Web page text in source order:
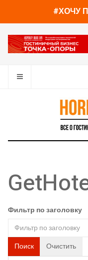
#ХОЧУ
Фильтр по заголовку
Поиск Очистить